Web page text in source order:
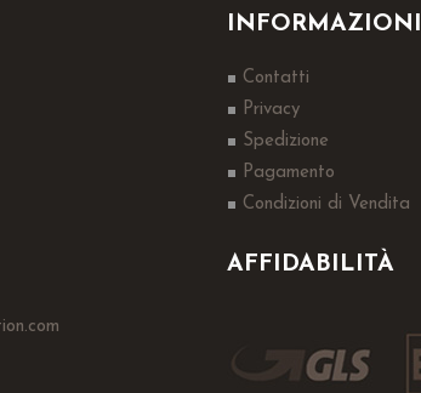
INFORMAZIONI
Contatti
Privacy
Spedizione
Pagamento
Condizioni di Vendita
AFFIDABILITÀ